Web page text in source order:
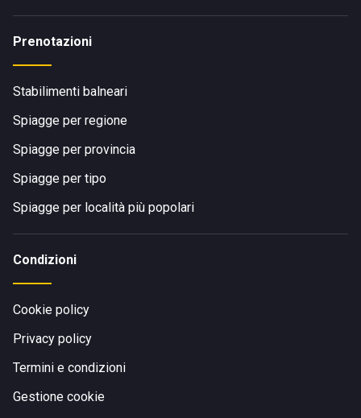
Prenotazioni
Stabilimenti balneari
Spiagge per regione
Spiagge per provincia
Spiagge per tipo
Spiagge per località più popolari
Condizioni
Cookie policy
Privacy policy
Termini e condizioni
Gestione cookie